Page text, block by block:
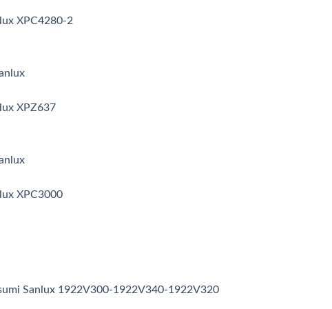
XPC4280-2
XPZ637
XPC3000
Sanlux 1922V300-1922V340-1922V320